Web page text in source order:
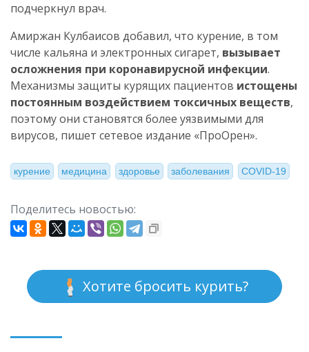
подчеркнул врач.
Амиржан Кулбаисов добавил, что курение, в том
числе кальяна и электронных сигарет, вызывает
осложнения при коронавирусной инфекции.
Механизмы защиты курящих пациентов истощены
постоянным воздействием токсичных веществ,
поэтому они становятся более уязвимыми для
вирусов, пишет сетевое издание «ПроОрен».
курение медицина здоровье заболевания COVID-19
Поделитесь новостью:
Хотите бросить курить?